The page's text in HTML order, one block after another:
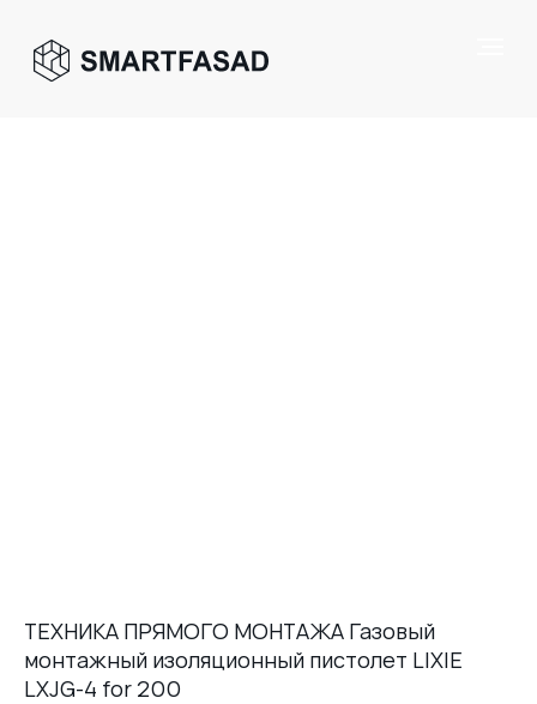
ТЕХНИКА ПРЯМОГО МОНТАЖА Газовый
монтажный изоляционный пистолет LIXIE
LXJG-4 for 200